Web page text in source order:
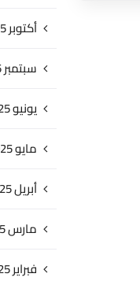
أكتوبر 2025
سبتمبر 2025
يونيو 2025
مايو 2025
أبريل 2025
مارس 2025
فبراير 2025